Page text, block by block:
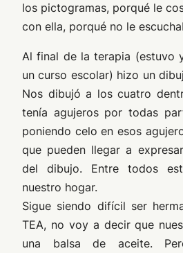
los pictogramas, porqué le
con ella, porqué no le
Al final de la terapia (estuvo
un curso escolar) hizo un
Nos dibujó a los cuatro
tenía agujeros por todas
poniendo celo en esos
que pueden llegar a
del dibujo. Entre todos
nuestro hogar.
Sigue siendo difícil ser
TEA, no voy a decir que
una balsa de aceite.